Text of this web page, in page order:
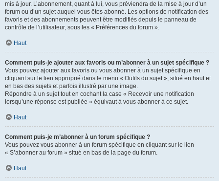
mis à jour. L’abonnement, quant à lui, vous préviendra de la mise à jour d’un
forum ou d’un sujet auquel vous êtes abonné. Les options de notification des
favoris et des abonnements peuvent être modifiés depuis le panneau de
contrôle de l’utilisateur, sous les « Préférences du forum ».
Haut
Comment puis-je ajouter aux favoris ou m’abonner à un sujet spécifique ?
Vous pouvez ajouter aux favoris ou vous abonner à un sujet spécifique en
cliquant sur le lien approprié dans le menu « Outils du sujet », situé en haut et
en bas des sujets et parfois illustré par une image.
Répondre à un sujet tout en cochant la case « Recevoir une notification
lorsqu’une réponse est publiée » équivaut à vous abonner à ce sujet.
Haut
Comment puis-je m’abonner à un forum spécifique ?
Vous pouvez vous abonner à un forum spécifique en cliquant sur le lien
« S’abonner au forum » situé en bas de la page du forum.
Haut